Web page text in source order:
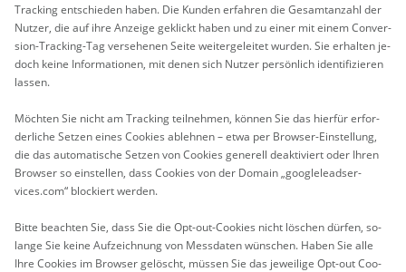
Tracking ent­schie­den haben. Die Kun­den er­fah­ren die Ge­samt­an­zahl der
Nut­zer, die auf ihre An­zei­ge ge­klickt haben und zu einer mit einem Con­ver­
si­on-Tracking-Tag ver­se­he­nen Seite wei­ter­ge­lei­tet wur­den. Sie er­hal­ten je­
doch keine In­for­ma­tio­nen, mit denen sich Nut­zer per­sön­lich iden­ti­fi­zie­ren
las­sen.
Möch­ten Sie nicht am Tracking teil­neh­men, kön­nen Sie das hier­für er­for­
der­li­che Set­zen eines Coo­kies ab­leh­nen – etwa per Brow­ser-Ein­stel­lung,
die das au­to­ma­ti­sche Set­zen von Coo­kies ge­ne­rell de­ak­ti­viert oder Ihren
Brow­ser so ein­stel­len, dass Coo­kies von der Do­main „goo­gle­lead­ser­
vices.com“ blo­ckiert wer­den.
Bitte be­ach­ten Sie, dass Sie die Opt-out-Coo­kies nicht lö­schen dür­fen, so­
lan­ge Sie keine Auf­zeich­nung von Mess­da­ten wün­schen. Haben Sie alle
Ihre Coo­kies im Brow­ser ge­löscht, müs­sen Sie das je­wei­li­ge Opt-out Coo­